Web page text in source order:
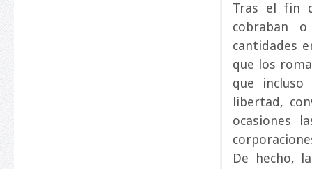
Tras el fin
cobraban
cantidades
que los
que incluso
libertad,
ocasiones
De hecho,